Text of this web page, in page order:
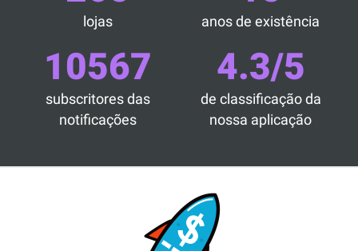
lojas anos de existência
10567
subscritores das
notificações
4.3/5
de classificação da
nossa aplicação